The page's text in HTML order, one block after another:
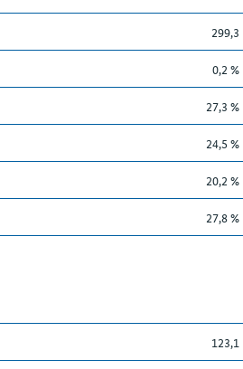
299,3
0,2 %
27,3 %
24,5 %
20,2 %
27,8 %
123,1